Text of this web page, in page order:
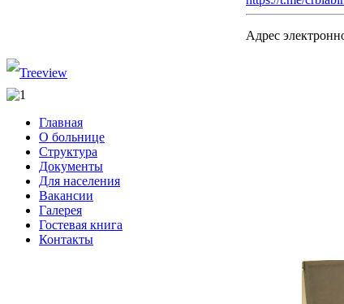
Адрес
Главная
О больнице
Структура
Документы
Для населения
Вакансии
Галерея
Гостевая книга
Контакты